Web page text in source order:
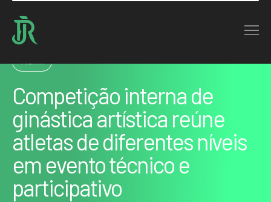
Home : Noticias : Competição interna de ginástica artística reúne atletas de
diferentes níveis…
Competição interna de
ginástica artística reúne
atletas de diferentes níveis
em evento técnico e
participativo